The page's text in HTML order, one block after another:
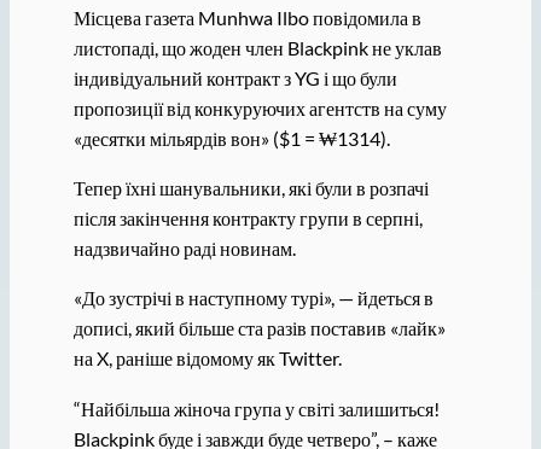
Місцева газета Munhwa Ilbo повідомила в
листопаді, що жоден член Blackpink не уклав
індивідуальний контракт з YG і що були
пропозиції від конкуруючих агентств на суму
«десятки мільярдів вон» ($1 = ₩1314).
Тепер їхні шанувальники, які були в розпачі
після закінчення контракту групи в серпні,
надзвичайно раді новинам.
«До зустрічі в наступному турі», — йдеться в
дописі, який більше ста разів поставив «лайк»
на X, раніше відомому як Twitter.
“Найбільша жіноча група у світі залишиться!
Blackpink буде і завжди буде четверо”, – каже